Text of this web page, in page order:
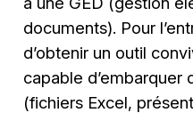
documents). Pour
d’obtenir un outil
capable d’embarquer
(fichiers Excel,